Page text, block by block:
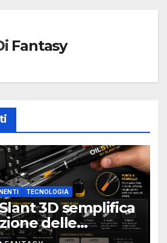
Fantasy
TECNOLOGIA
3D semplifica
delle
con un